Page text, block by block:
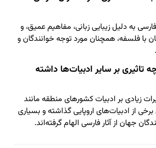
به دلیل زیبایی زبانی، مفاهیم عمیق، و
با فلسفه، همچنان مورد توجه خوانندگان و
تاثیری بر سایر ادبیات‌ها داشته
زیادی بر ادبیات کشورهای منطقه مانند
از ادبیات‌های اروپایی گذاشته و بسیاری
جهان از آثار فارسی الهام گرفته‌اند.